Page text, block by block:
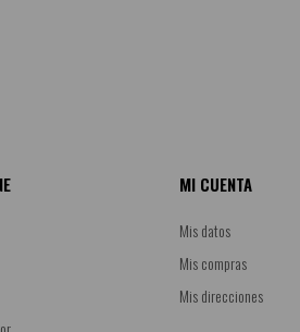
MI CUENTA
Mis datos
Mis compras
Mis direcciones